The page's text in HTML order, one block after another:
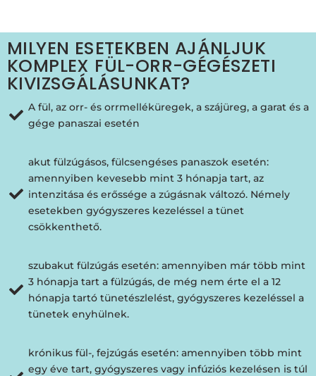
MILYEN ESETEKBEN AJÁNLJUK
KOMPLEX FÜL-ORR-GÉGÉSZETI
KIVIZSGÁLÁSUNKAT?
A fül, az orr- és orrmelléküregek, a szájüreg, a garat és a
gége panaszai esetén
akut fülzúgásos, fülcsengéses panaszok esetén:
amennyiben kevesebb mint 3 hónapja tart, az
intenzitása és erőssége a zúgásnak változó. Némely
esetekben gyógyszeres kezeléssel a tünet
csökkenthető.
szubakut fülzúgás esetén: amennyiben már több mint
3 hónapja tart a fülzúgás, de még nem érte el a 12
hónapja tartó tünetészlelést, gyógyszeres kezeléssel a
tünetek enyhülnek.
krónikus fül-, fejzúgás esetén: amennyiben több mint
egy éve tart, gyógyszeres vagy infúziós kezelésen is túl